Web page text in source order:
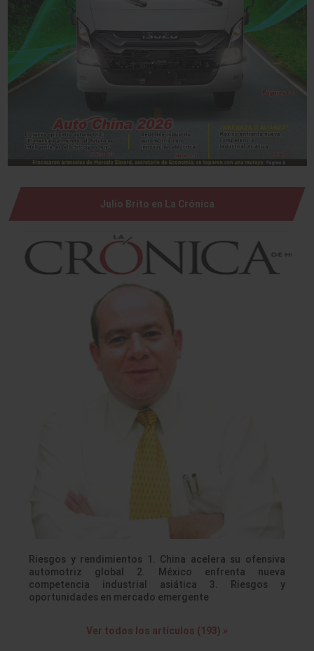
Julio Brito en La Crónica
Riesgos y rendimientos 1. China acelera su ofensiva
automotriz global 2. México enfrenta nueva
competencia industrial asiática 3. Riesgos y
oportunidades en mercado emergente
Ver todos los artículos (193) »